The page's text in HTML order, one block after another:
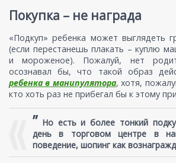
Покупка – не награда
«Подкуп» ребенка может выглядеть
(если перестанешь плакать – куплю
и мороженое). Пожалуй, нет
осознавал бы, что такой образ
ребенка в манипулятора, хотя,
кто хоть раз не прибегал бы к этому
” Но есть и более тонкий
день в торговом центре в
поведение, шопинг как